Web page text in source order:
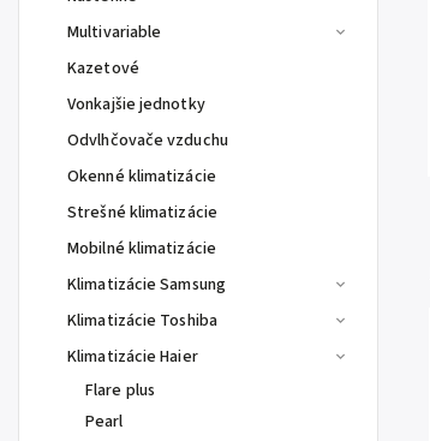
Multivariable
Kazetové
Vonkajšie jednotky
Odvlhčovače vzduchu
Okenné klimatizácie
Strešné klimatizácie
Mobilné klimatizácie
Klimatizácie Samsung
Klimatizácie Toshiba
Klimatizácie Haier
Flare plus
Pearl